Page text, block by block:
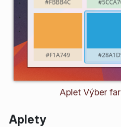
Aplet Výber
Aplety